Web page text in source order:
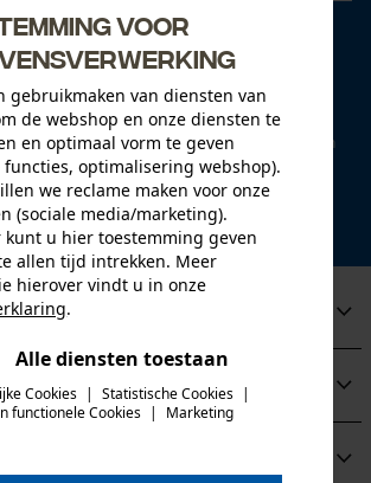
voorwaarden inzake gegevensbescherming
*
met persoonlijke tracking kunnen we u via onze
aanbiedingen doen. Uw gegevens worden
derden. U kunt uw toestemming te allen tijde met
Onderaan iedere newsletter vindt u daarvoor een
een goederenwaarde van 100,- €
voor
gebruikmaken van diensten van
de webshop en onze diensten te
en optimaal vorm te geven
optimalisering webshop).
we reclame maken voor onze
(sociale media/marketing).
kunt u hier toestemming geven
allen tijd intrekken. Meer
hierover vindt u in onze
.
Alle diensten toestaan
Cookies | Statistische Cookies |
functionele Cookies |
Marketing
fout opgetreden. Gelieve
te proberen.